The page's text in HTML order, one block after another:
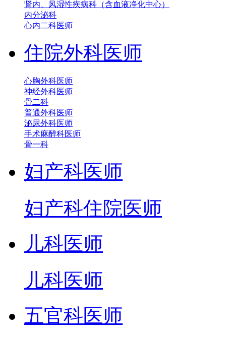
肾内、风湿性疾病科（含血液净化中心）
内分泌科
心内二科医师
住院外科医师
心胸外科医师
神经外科医师
骨二科
普通外科医师
泌尿外科医师
手术麻醉科医师
骨一科
妇产科医师
妇产科住院医师
儿科医师
儿科医师
五官科医师